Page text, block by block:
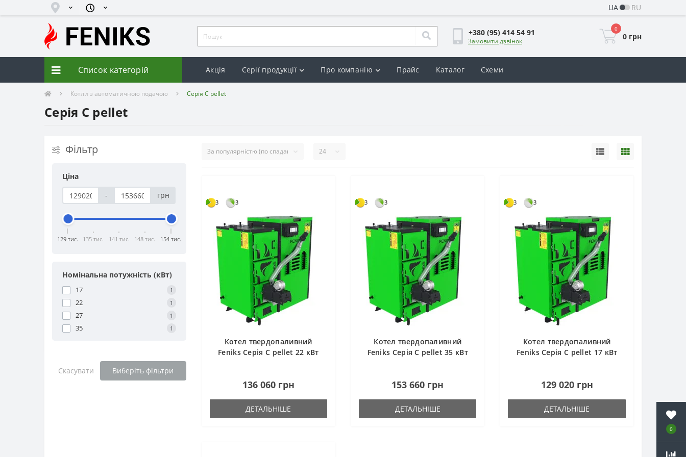
0
UA RU
+380 (95) 414 54 91
Замовити дзвінок
0
0 грн
Список категорій Акція Серії продукції Про компанію Прайс Каталог Схеми
Котли з автоматичною подачою Серія C pellet
Серія C pellet
Фільтр
Ціна
-
грн
129 тис. 135 тис. 141 тис. 148 тис. 154 тис.
Номінальна потужність (кВт)
17 1
22 1
27 1
35 1
Скасувати Виберіть фільтри
3 3
Котел твердопаливний
Feniks Серія C pellet 22 кВт
136 060 грн
ДЕТАЛЬНІШЕ
3 3
Котел твердопаливний
Feniks Серія C pellet 35 кВт
153 660 грн
ДЕТАЛЬНІШЕ
3 3
Котел твердопаливний
Feniks Серія C pellet 17 кВт
129 020 грн
ДЕТАЛЬНІШЕ